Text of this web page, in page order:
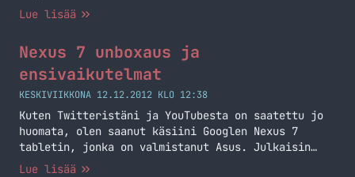
taulutietokoneisiin. Täppäriiin tulen
saamaan täppäreitä testiin suoraan valmistajilta,
mutta tämä prosessi voi kestää oman aikansa joten
tietysti rakennettu WordPressin päälle ja teemana
on käytetty Genesis… Jatka lukemista Täppäri.fi
Lue lisää
Nexus 7 unboxaus ja
ensivaikutelmat
KESKIVIIKKONA 12.12.2012 KLO 12:38
Kuten Twitteristäni ja YouTubesta on saatettu jo
huomata, olen saanut käsiini Googlen Nexus 7
tabletin, jonka on valmistanut Asus. Julkaisin
nimittäin alhaalla olevan videon jo pari päivää
Lue lisää